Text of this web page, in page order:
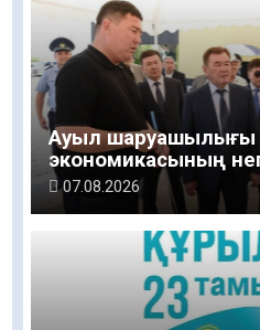
Ауыл шаруашылығы
экономикасының
07.08.2026